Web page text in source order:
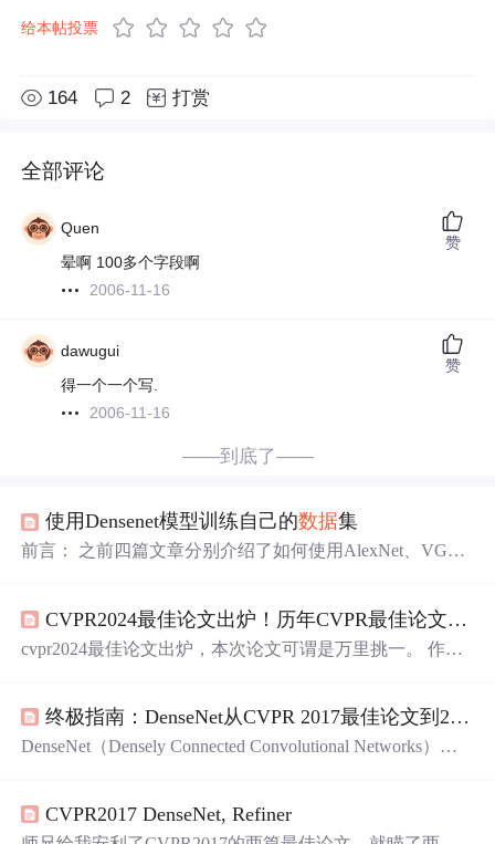
给本帖投票
164 2 打赏
全部评论
Quen
晕啊 100多个字段啊
2006-11-16
赞
dawugui
得一个一个写.
2006-11-16
赞
——到底了——
使用Densenet模型训练自己的数据集
前言： 之前四篇文章分别介绍了如何使用AlexNet、VGG1
017年的Best Paper, DenseNet脱离了加深网络层数(ResNet)
和加宽网络结构(Inception)来提升网络性能的定式思维。它
CVPR2024最佳论文出炉！历年CVPR最佳论文盘点（2000 年—2024 年）
cvpr2024最佳论文出炉，本次论文可谓是万里挑一。 作为
誉，更代表了将对未来技术或行业发展产生重要影响的里
程碑式研究成果。 为了帮助大家对这批计算机领域的重要
终极指南：DenseNet从CVPR 2017最佳论文到2024的研究进展与未来发展方向
DenseNet（Densely Connected Convolutional Networks）作
实现了参数效率的突破，还解决了深层网络中的梯度消失
问题。本文将深入探讨这一革命性架构的发展历程、关键
CVPR2017 DenseNet, Refiner